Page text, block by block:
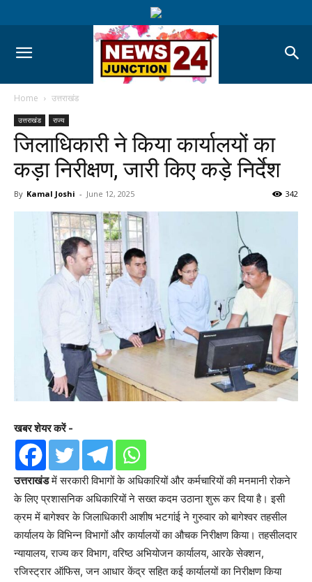
Home उत्तराखंड
उत्तराखंड राज्य
जिलाधिकारी ने किया कार्यालयों का
कड़ा निरीक्षण, जारी किए कड़े निर्देश
By Kamal Joshi - June 12, 2025 342
खबर शेयर करें -
उत्तराखंडमें सरकारी विभागों के अधिकारियों और कर्मचारियों की मनमानी रोकने
के लिए प्रशासनिक अधिकारियों ने सख्त कदम उठाना शुरू कर दिया है। इसी
क्रम में बागेश्वर के जिलाधिकारी आशीष भटगांई ने गुरुवार को बागेश्वर तहसील
कार्यालय के विभिन्न विभागों और कार्यालयों का औचक निरीक्षण किया। तहसीलदार
न्यायालय, राज्य कर विभाग, वरिष्ठ अभियोजन कार्यालय, आरके सेक्शन,
रजिस्ट्रार ऑफिस, जन आधार केंद्र सहित कई कार्यालयों का निरीक्षण किया